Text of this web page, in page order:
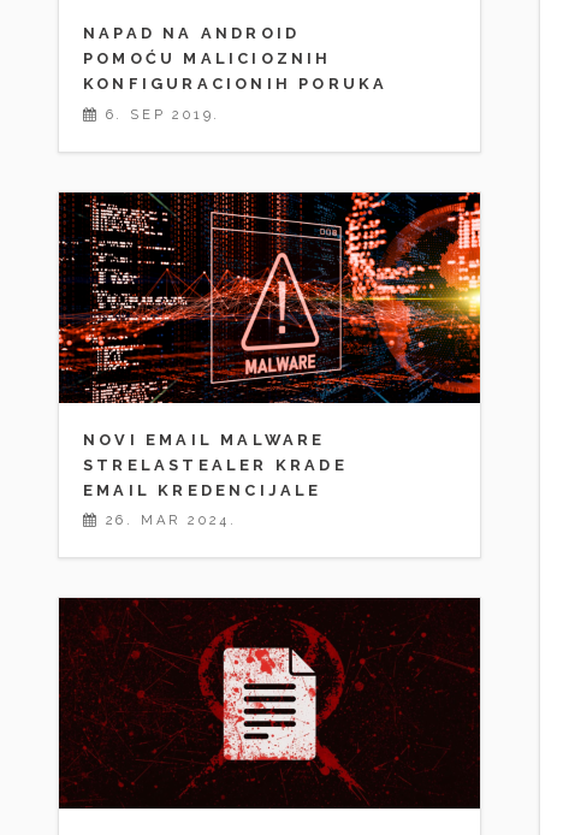
NAPAD NA ANDROID
POMOĆU MALICIOZNIH
KONFIGURACIONIH PORUKA
6. SEP 2019.
NOVI EMAIL MALWARE
STRELASTEALER KRADE
EMAIL KREDENCIJALE
26. MAR 2024.